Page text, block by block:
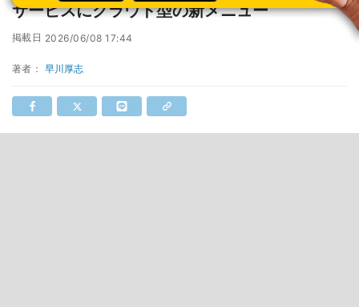
サービスにクラウド型の新メニュー
掲載日 2026/06/08 17:44
著者： 早川厚志